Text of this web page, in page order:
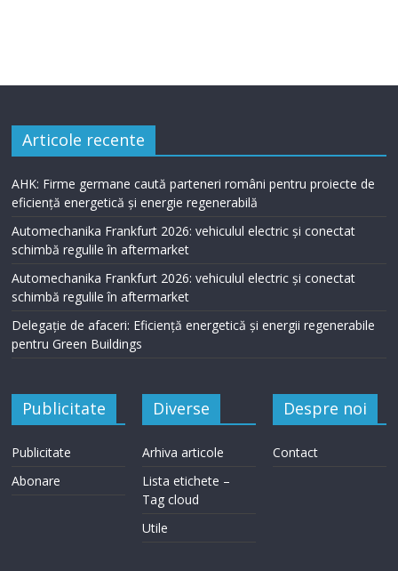
Articole recente
AHK: Firme germane caută parteneri români pentru proiecte de
eficiență energetică și energie regenerabilă
Automechanika Frankfurt 2026: vehiculul electric și conectat
schimbă regulile în aftermarket
Automechanika Frankfurt 2026: vehiculul electric și conectat
schimbă regulile în aftermarket
Delegație de afaceri: Eficiență energetică și energii regenerabile
pentru Green Buildings
Publicitate
Publicitate
Abonare
Diverse
Arhiva articole
Lista etichete –
Tag cloud
Utile
Despre noi
Contact